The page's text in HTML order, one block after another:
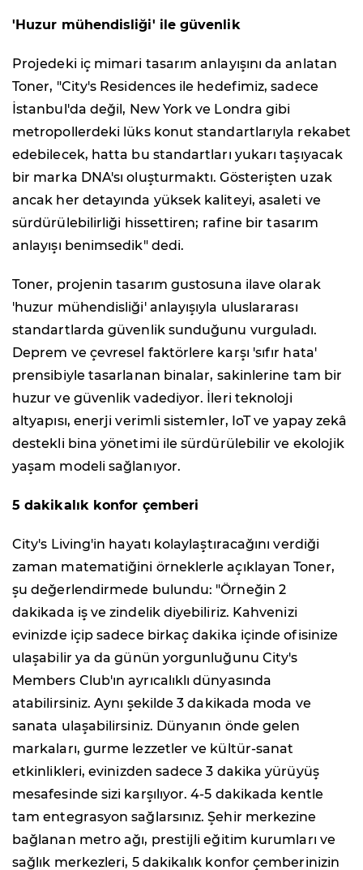
'Huzur mühendisliği' ile güvenlik
Projedeki iç mimari tasarım anlayışını da anlatan
Toner, "City's Residences ile hedefimiz, sadece
İstanbul'da değil, New York ve Londra gibi
metropollerdeki lüks konut standartlarıyla rekabet
edebilecek, hatta bu standartları yukarı taşıyacak
bir marka DNA'sı oluşturmaktı. Gösterişten uzak
ancak her detayında yüksek kaliteyi, asaleti ve
sürdürülebilirliği hissettiren; rafine bir tasarım
anlayışı benimsedik" dedi.
Toner, projenin tasarım gustosuna ilave olarak
'huzur mühendisliği' anlayışıyla uluslararası
standartlarda güvenlik sunduğunu vurguladı.
Deprem ve çevresel faktörlere karşı 'sıfır hata'
prensibiyle tasarlanan binalar, sakinlerine tam bir
huzur ve güvenlik vadediyor. İleri teknoloji
altyapısı, enerji verimli sistemler, IoT ve yapay zekâ
destekli bina yönetimi ile sürdürülebilir ve ekolojik
yaşam modeli sağlanıyor.
5 dakikalık konfor çemberi
City's Living'in hayatı kolaylaştıracağını verdiği
zaman matematiğini örneklerle açıklayan Toner,
şu değerlendirmede bulundu: "Örneğin 2
dakikada iş ve zindelik diyebiliriz. Kahvenizi
evinizde içip sadece birkaç dakika içinde ofisinize
ulaşabilir ya da günün yorgunluğunu City's
Members Club'ın ayrıcalıklı dünyasında
atabilirsiniz. Aynı şekilde 3 dakikada moda ve
sanata ulaşabilirsiniz. Dünyanın önde gelen
markaları, gurme lezzetler ve kültür-sanat
etkinlikleri, evinizden sadece 3 dakika yürüyüş
mesafesinde sizi karşılıyor. 4-5 dakikada kentle
tam entegrasyon sağlarsınız. Şehir merkezine
bağlanan metro ağı, prestijli eğitim kurumları ve
sağlık merkezleri, 5 dakikalık konfor çemberinizin